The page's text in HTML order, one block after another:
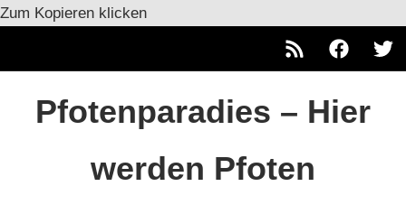
Zum Kopieren klicken
RSS Facebook
Pfotenparadies – Hier
werden Pfoten